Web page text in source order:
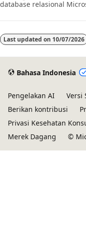
database relasional
Last updated on 10/07/2026
Bahasa Indonesia
Pengelakan AI Versi
Berikan kontribusi
Privasi Kesehatan
Merek Dagang
©